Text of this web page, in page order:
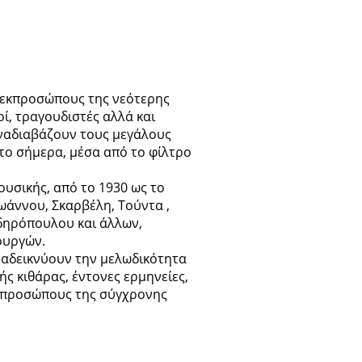
της νεότερης
τραγουδιστές αλλά και
τους μεγάλους
σήμερα, μέσα από το φίλτρο
από το 1930 ως το
Σκαρβέλη, Τούντα ,
και άλλων,
την μελωδικότητα
κιθάρας, έντονες ερμηνείες,
της σύγχρονης